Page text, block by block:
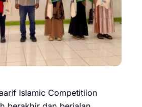
Islamic Competitiion